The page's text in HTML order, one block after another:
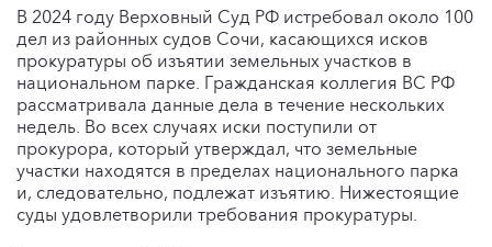
В 2024 году Верховный Суд РФ истребовал около 100
дел из районных судов Сочи, касающихся исков
прокуратуры об изъятии земельных участков в
национальном парке. Гражданская коллегия ВС РФ
рассматривала данные дела в течение нескольких
недель. Во всех случаях иски поступили от
прокурора, который утверждал, что земельные
участки находятся в пределах национального парка
и, следовательно, подлежат изъятию. Нижестоящие
суды удовлетворили требования прокуратуры.